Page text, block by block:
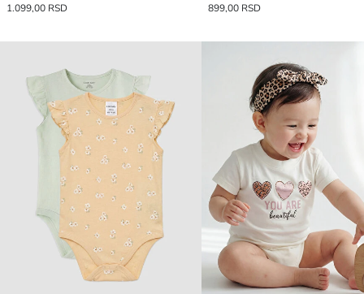
1.099,00 RSD
899,00 RSD